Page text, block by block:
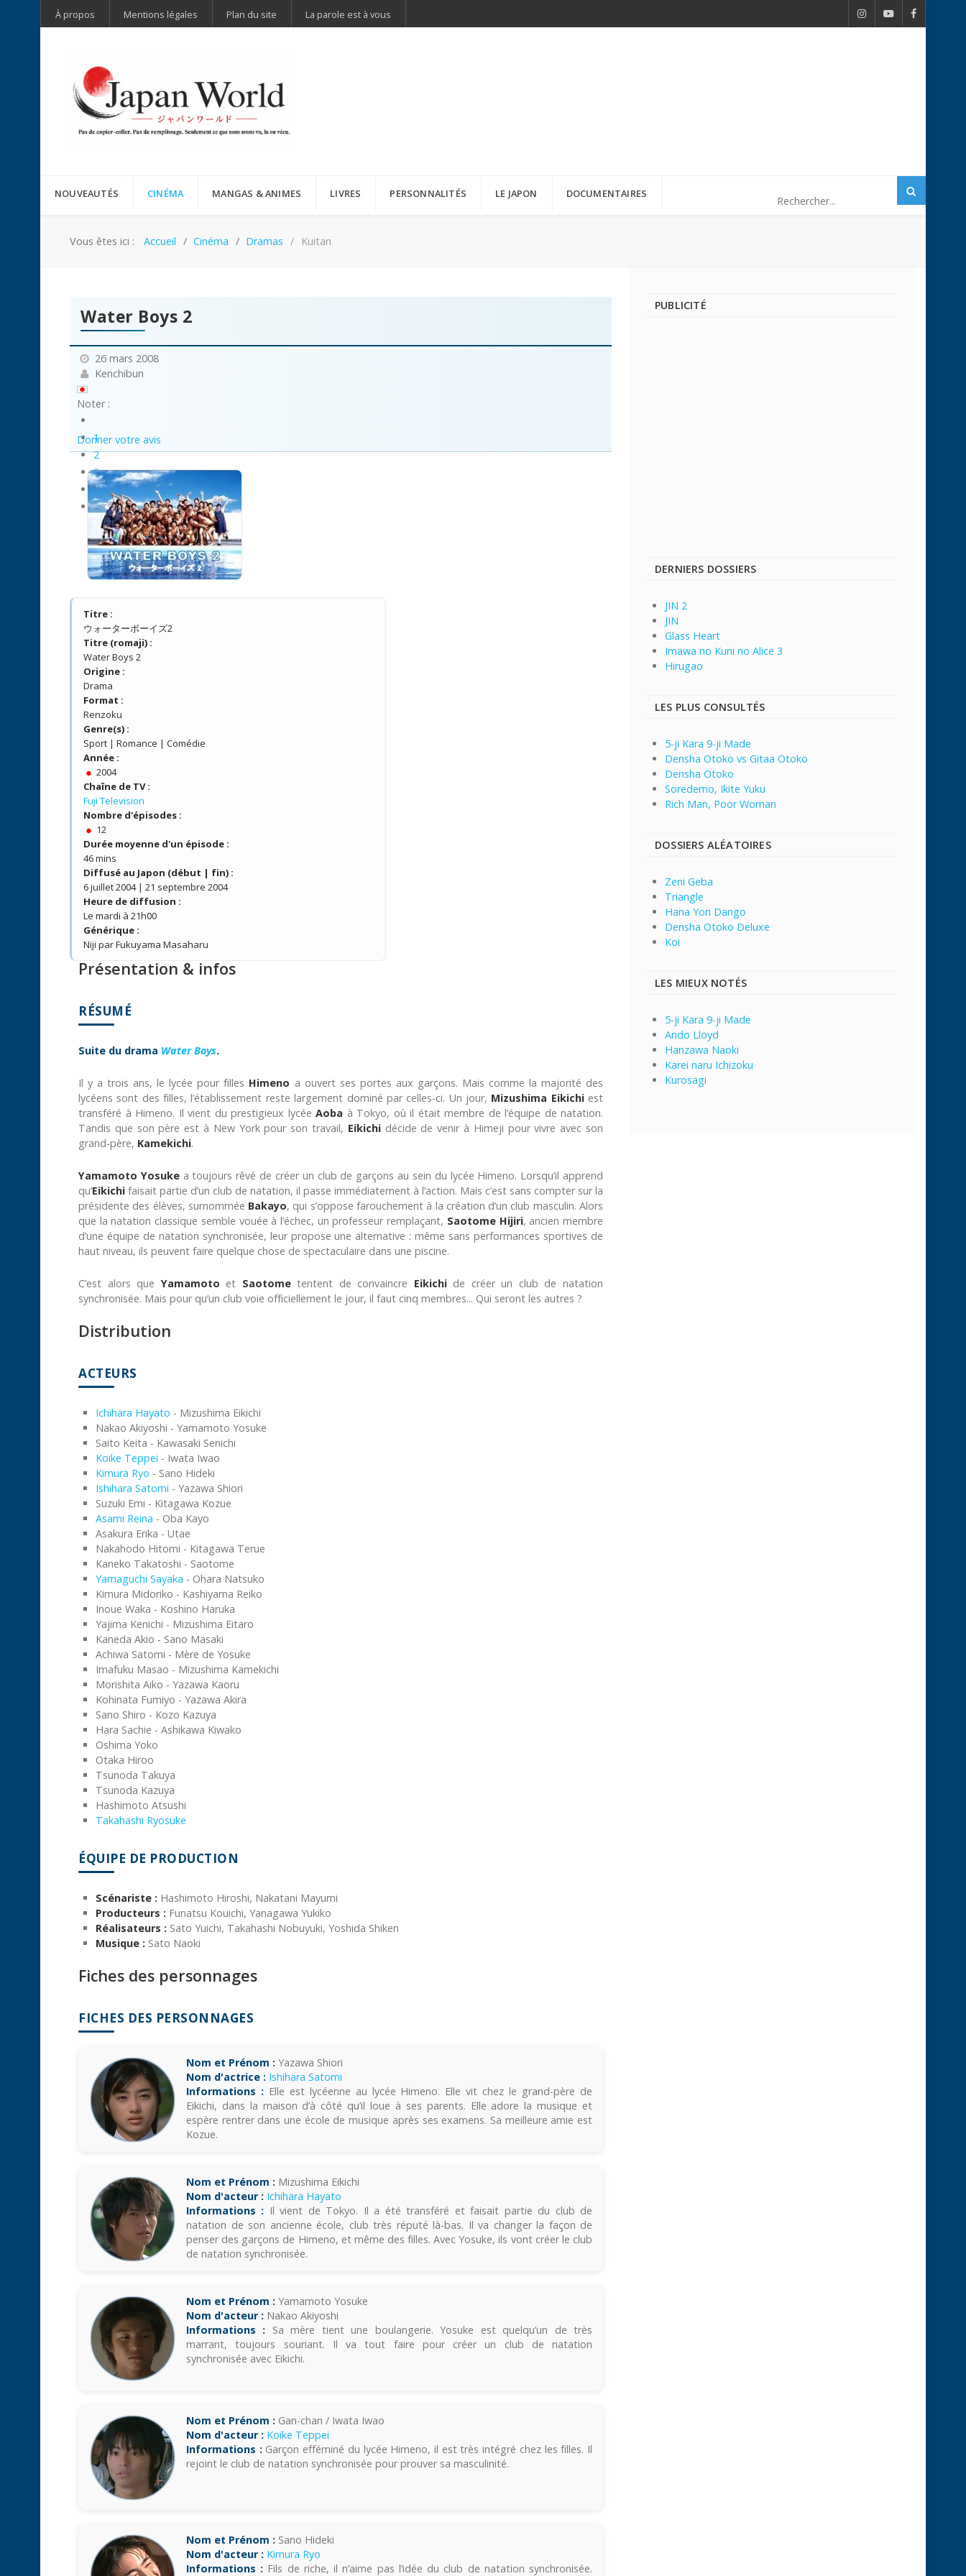
À propos Mentions légales Plan du site La parole est à vous
NOUVEAUTÉS CINÉMA MANGAS & ANIMES LIVRES PERSONNALITÉS LE JAPON DOCUMENTAIRES
Vous êtes ici : Accueil Cinéma Dramas Kuitan
Water Boys 2
26 mars 2008
Kenchibun
Noter :
1
2
3
4
5
Donner votre avis
Titre :
ウォーターボーイズ2
Titre (romaji) :
Water Boys 2
Origine :
Drama
Format :
Renzoku
Genre(s) :
Sport | Romance | Comédie
Année :
2004
Chaîne de TV :
Fuji Television
Nombre d'épisodes :
12
Durée moyenne d'un épisode :
46 mins
Diffusé au Japon (début | fin) :
6 juillet 2004 | 21 septembre 2004
Heure de diffusion :
Le mardi à 21h00
Générique :
Niji par Fukuyama Masaharu
Présentation & infos
RÉSUMÉ
Suite du drama Water Boys.
Il y a trois ans, le lycée pour filles Himeno a ouvert ses portes aux garçons. Mais comme la majorité des
lycéens sont des filles, l’établissement reste largement dominé par celles-ci. Un jour, Mizushima Eikichiest
transféré à Himeno. Il vient du prestigieux lycée Aoba à Tokyo, où il était membre de l’équipe de natation.
Tandis que son père est à New York pour son travail, Eikichidécide de venir à Himeji pour vivre avec son
grand-père, Kamekichi.
Yamamoto Yosukea toujours rêvé de créer un club de garçons au sein du lycée Himeno. Lorsqu’il apprend
qu’Eikichi faisait partie d’un club de natation, il passe immédiatement à l’action. Mais c’est sans compter sur la
présidente des élèves, surnommée Bakayo, qui s’oppose farouchement à la création d’un club masculin. Alors
que la natation classique semble vouée à l’échec, un professeur remplaçant, Saotome Hijiri, ancien membre
d’une équipe de natation synchronisée, leur propose une alternative : même sans performances sportives de
haut niveau, ils peuvent faire quelque chose de spectaculaire dans une piscine.
C’est alors queYamamoto et Saotometentent de convaincre Eikichide créer un club de natation
synchronisée. Mais pour qu’un club voie officiellement le jour, il faut cinq membres... Qui seront les autres ?
Distribution
ACTEURS
Ichihara Hayato - Mizushima Eikichi
Nakao Akiyoshi - Yamamoto Yosuke
Saito Keita - Kawasaki Senichi
Koike Teppei - Iwata Iwao
Kimura Ryo - Sano Hideki
Ishihara Satomi - Yazawa Shiori
Suzuki Emi - Kitagawa Kozue
Asami Reina - Oba Kayo
Asakura Erika - Utae
Nakahodo Hitomi - Kitagawa Terue
Kaneko Takatoshi - Saotome
Yamaguchi Sayaka - Ohara Natsuko
Kimura Midoriko - Kashiyama Reiko
Inoue Waka - Koshino Haruka
Yajima Kenichi - Mizushima Eitaro
Kaneda Akio - Sano Masaki
Achiwa Satomi - Mère de Yosuke
Imafuku Masao - Mizushima Kamekichi
Morishita Aiko - Yazawa Kaoru
Kohinata Fumiyo - Yazawa Akira
Sano Shiro - Kozo Kazuya
Hara Sachie - Ashikawa Kiwako
Oshima Yoko
Otaka Hiroo
Tsunoda Takuya
Tsunoda Kazuya
Hashimoto Atsushi
Takahashi Ryosuke
ÉQUIPE DE PRODUCTION
Scénariste : Hashimoto Hiroshi, Nakatani Mayumi
Producteurs : Funatsu Kouichi, Yanagawa Yukiko
Réalisateurs : Sato Yuichi, Takahashi Nobuyuki, Yoshida Shiken
Musique : Sato Naoki
Fiches des personnages
FICHES DES PERSONNAGES
Nom et Prénom : Yazawa Shiori
Nom d'actrice : Ishihara Satomi
Informations :Elle est lycéenne au lycée Himeno. Elle vit chez le grand-père de
Eikichi, dans la maison d’à côté qu’il loue à ses parents. Elle adore la musique et
espère rentrer dans une école de musique après ses examens. Sa meilleure amie est
Kozue.
Nom et Prénom : Mizushima Eikichi
Nom d'acteur : Ichihara Hayato
Informations : Il vient de Tokyo. Il a été transféré et faisait partie du club de
natation de son ancienne école, club très réputé là-bas. Il va changer la façon de
penser des garçons de Himeno, et même des filles. Avec Yosuke, ils vont créer le club
de natation synchronisée.
Nom et Prénom : Yamamoto Yosuke
Nom d'acteur : Nakao Akiyoshi
Informations : Sa mère tient une boulangerie. Yosuke est quelqu’un de très
marrant, toujours souriant. Il va tout faire pour créer un club de natation
synchronisée avec Eikichi.
Nom et Prénom : Gan-chan / Iwata Iwao
Nom d'acteur : Koike Teppei
Informations :Garçon efféminé du lycée Himeno, il est très intégré chez les filles. Il
rejoint le club de natation synchronisée pour prouver sa masculinité.
Nom et Prénom : Sano Hideki
Nom d'acteur : Kimura Ryo
Informations : Fils de riche, il n’aime pas l’idée du club de natation synchronisée.
PUBLICITÉ
DERNIERS DOSSIERS
JIN 2
JIN
Glass Heart
Imawa no Kuni no Alice 3
Hirugao
LES PLUS CONSULTÉS
5-ji Kara 9-ji Made
Densha Otoko vs Gitaa Otoko
Densha Otoko
Soredemo, Ikite Yuku
Rich Man, Poor Woman
DOSSIERS ALÉATOIRES
Zeni Geba
Triangle
Hana Yori Dango
Densha Otoko Deluxe
Koi
LES MIEUX NOTÉS
5-ji Kara 9-ji Made
Ando Lloyd
Hanzawa Naoki
Karei naru Ichizoku
Kurosagi